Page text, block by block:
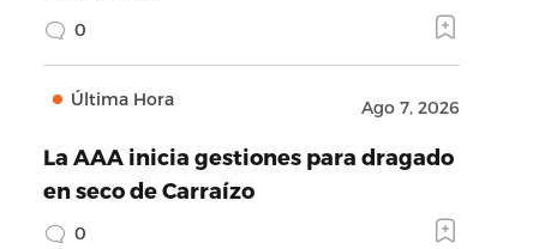
0
Última Hora Ago 7, 2026
La AAA inicia gestiones para dragado
en seco de Carraízo
0